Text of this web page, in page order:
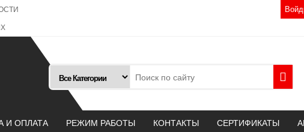
И ОПЛАТА РЕЖИМ РАБОТЫ КОНТАКТЫ СЕРТИФИКАТЫ